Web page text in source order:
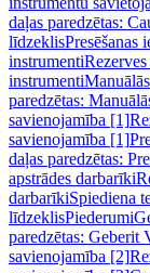
daļas paredzētas:
līdzeklisPresēšanas
instrumenti
instrumenti
paredzētas:
savienojamība [1]
savienojamība [1]
daļas paredzētas:
apstrādes darbarīki
darbarīkiSpiediena
līdzeklisPiederumi
paredzētas: Geberit
savienojamība [2]